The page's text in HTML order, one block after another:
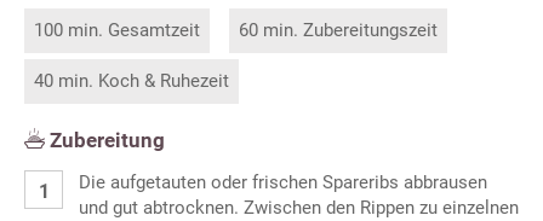
100 min. Gesamtzeit 60 min. Zubereitungszeit
40 min. Koch & Ruhezeit
Zubereitung
Die aufgetauten oder frischen Spareribs abbrausen
und gut abtrocknen. Zwischen den Rippen zu einzelnen